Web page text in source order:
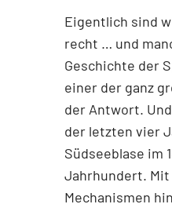
Eigentlich sind
recht … und
Geschichte der
einer der ganz
der Antwort.
der letzten vier
Südseeblase im
Jahrhundert. Mit
Mechanismen